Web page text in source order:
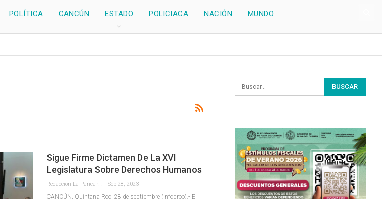
POLÍTICA CANCÚN ESTADO POLICIACA NACIÓN MUNDO
Sigue Firme Dictamen De La XVI
Legislatura Sobre Derechos Humanos
Sep 28, 2023
CANCÚN, Quintana Roo, 28 de septiembre (Infoqroo).- El